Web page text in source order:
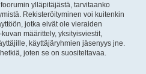
ylläpitäjästä, tarvitaanko
Rekisteröityminen voi kuitenkin
jotka eivät ole vieraiden
määrittely, yksityisviestit,
käyttäjäryhmien jäsenyys jne.
joten se on suositeltavaa.